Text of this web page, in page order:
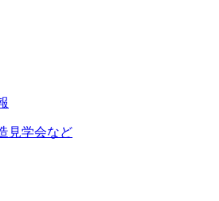
見学会など